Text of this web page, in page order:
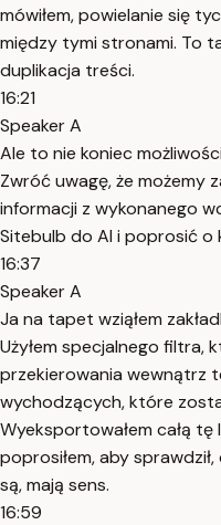
mówiłem, powielanie się
między tymi stronami. To
duplikacja treści.
16:21
Speaker A
Ale to nie koniec
Zwróć uwagę, że możemy
informacji z wykonanego
Sitebulb do AI i poprosić
16:37
Speaker A
Ja na tapet wziąłem
Użyłem specjalnego filtra,
przekierowania wewnątrz
wychodzących, które
Wyeksportowałem całą tę
poprosiłem, aby
są, mają sens.
16:59